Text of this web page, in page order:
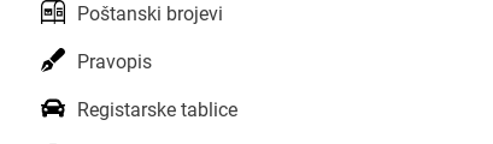
Poštanski brojevi
Pravopis
Registarske tablice